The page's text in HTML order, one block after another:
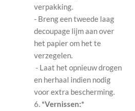
verpakking.
- Breng een tweede laag
decoupage lijm aan over
het papier om het te
verzegelen.
- Laat het opnieuw drogen
en herhaal indien nodig
voor extra bescherming.
6.*Vernissen:*